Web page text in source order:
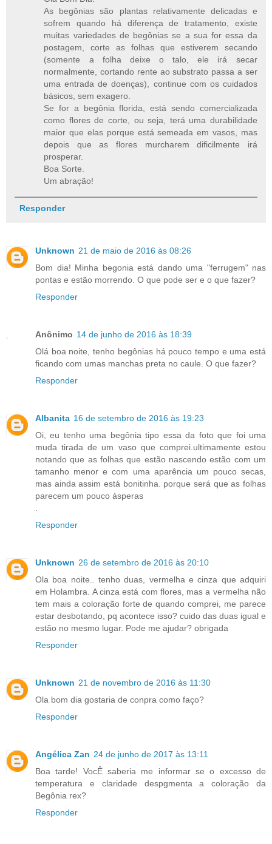
As begônias são plantas relativamente delicadas e
sofrem quando há diferença de tratamento, existe
muitas variedades de begônias se a sua for essa da
postagem, corte as folhas que estiverem secando
(somente a folha deixe o talo, ele irá secar
normalmente, cortando rente ao substrato passa a ser
uma entrada de doenças), continue com os cuidados
básicos, sem exagero.
Se for a begônia florida, está sendo comercializada
como flores de corte, ou seja, terá uma durabilidade
maior que elas porque está semeada em vasos, mas
depois que as flores murcharem dificilmente irá
prosperar.
Boa Sorte.
Um abração!
Responder
Unknown 21 de maio de 2016 às 08:26
Bom dia! Minha begonia está dando uma "ferrugem" nas
pontas e estão morrendo. O que pode ser e o que fazer?
Responder
Anônimo 14 de junho de 2016 às 18:39
Olá boa noite, tenho begônias há pouco tempo e uma está
ficando com umas manchas preta no caule. O que fazer?
Responder
Albanita 16 de setembro de 2016 às 19:23
Oi, eu tenho uma begônia tipo essa da foto que foi uma
muda tirada de um vaso que comprei.ultimamente estou
notando que as folhas que estão nascendo estão com um
tamanho menor e com uma aparência um pouco secas,
mas ainda assim está bonitinha. porque será que as folhas
parecem um pouco ásperas
Responder
Unknown 26 de setembro de 2016 às 20:10
Ola boa noite.. tenho duas, vermelha e cinza que adquiri
em Holambra. A cinza está com flores, mas a vermelha não
tem mais a coloração forte de quando comprei, me parece
estar desbotando, pq acontece isso? cuido das duas igual e
estão no mesmo lugar. Pode me ajudar? obrigada
Responder
Unknown 21 de novembro de 2016 às 11:30
Ola bom dia gostaria de conpra como faço?
Responder
Angélica Zan 24 de junho de 2017 às 13:11
Boa tarde! VocÊ saberia me informar se o excesso de
temperatura e claridade despgmenta a coloração da
Begônia rex?
Responder